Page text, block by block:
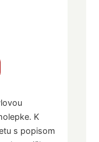
K
s popisom